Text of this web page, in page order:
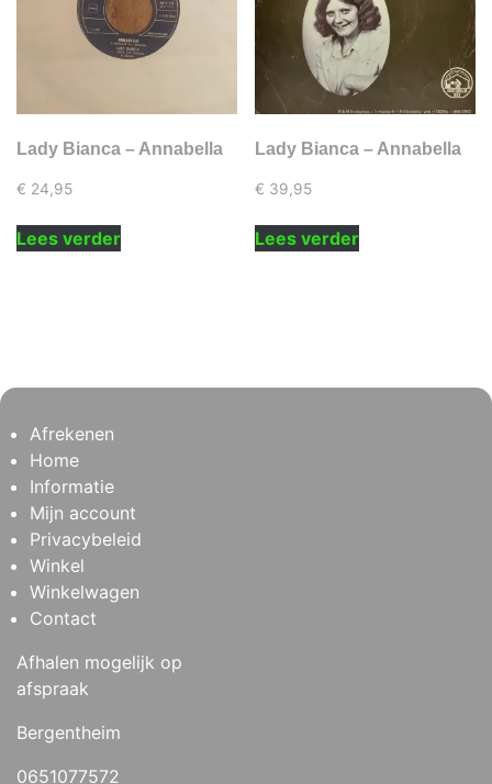
Lady Bianca – Annabella
€ 24,95
Lees verder
Lady Bianca – Annabella
€ 39,95
Lees verder
Afrekenen
Home
Informatie
Mijn account
Privacybeleid
Winkel
Winkelwagen
Contact
Afhalen mogelijk op
afspraak
Bergentheim
0651077572